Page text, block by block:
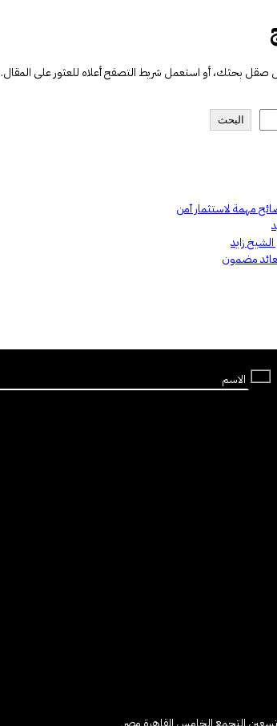
صقل بحثك، أو استعمل شريط التصفح أعلاه للعثور على المقال.
البحث
مهمة لاستثمار آمن
زايد
مضمون